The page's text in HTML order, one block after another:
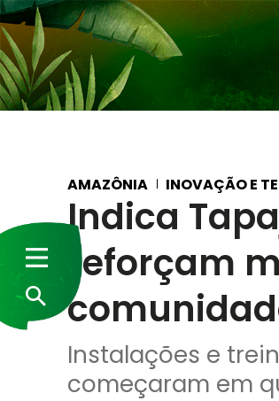
AMAZÔNIA INOVAÇÃO E
Indica
reforçam
Instalações e
começaram em